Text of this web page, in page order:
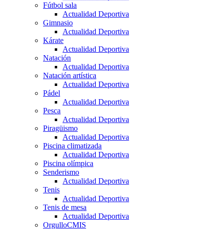
Fútbol sala
Actualidad Deportiva
Gimnasio
Actualidad Deportiva
Kárate
Actualidad Deportiva
Natación
Actualidad Deportiva
Natación artística
Actualidad Deportiva
Pádel
Actualidad Deportiva
Pesca
Actualidad Deportiva
Piragüismo
Actualidad Deportiva
Piscina climatizada
Actualidad Deportiva
Piscina olímpica
Senderismo
Actualidad Deportiva
Tenis
Actualidad Deportiva
Tenis de mesa
Actualidad Deportiva
OrgulloCMIS